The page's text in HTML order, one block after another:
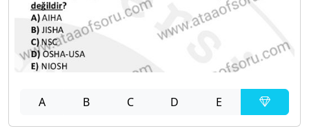
A B C D E